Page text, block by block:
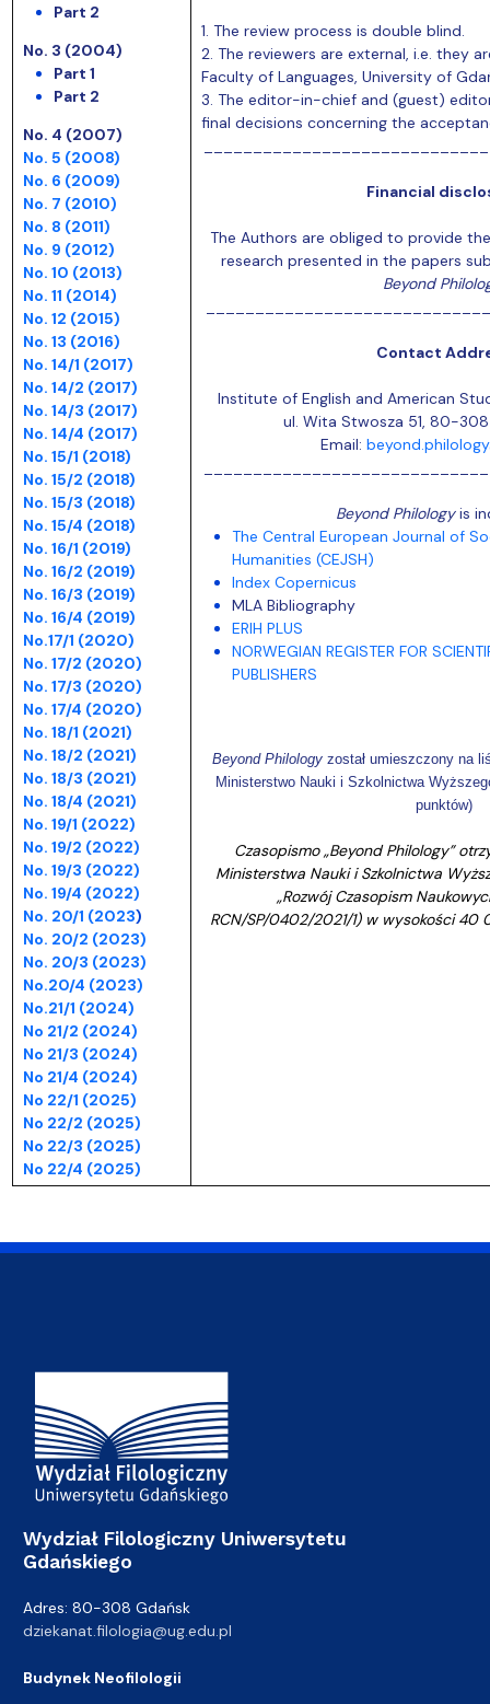
Part 2
No. 3 (2004)
Part 1
Part 2
No. 4 (2007)
No. 5 (2008)
No. 6 (2009)
No. 7 (2010)
No. 8 (2011)
No. 9 (2012)
No. 10 (2013)
No. 11 (2014)
No. 12 (2015)
No. 13 (2016)
No. 14/1 (2017)
No. 14/2 (2017)
No. 14/3 (2017)
No. 14/4 (2017)
No. 15/1 (2018)
No. 15/2 (2018)
No. 15/3 (2018)
No. 15/4 (2018)
No. 16/1 (2019)
No. 16/2 (2019)
No. 16/3 (2019)
No. 16/4 (2019)
No.17/1 (2020)
No. 17/2 (2020)
No. 17/3 (2020)
No. 17/4 (2020)
No. 18/1 (2021)
No. 18/2 (2021)
No. 18/3 (2021)
No. 18/4 (2021)
No. 19/1 (2022)
No. 19/2 (2022)
No. 19/3 (2022)
No. 19/4 (2022)
No. 20/1 (2023)
No. 20/2 (2023)
No. 20/3 (2023)
No.20/4 (2023)
No.21/1 (2024)
No 21/2 (2024)
No 21/3 (2024)
No 21/4 (2024)
No 22/1 (2025)
No 22/2 (2025)
No 22/3 (2025)
No 22/4 (2025)
1. The review process is double blind.
2. The reviewers are external, i.e. they
Faculty of Languages, University of
3. The editor-in-chief and (guest)
final decisions concerning the
Financial
The Authors are obliged to provide
research presented in the papers
Beyond
Contact
Institute of English and American
ul. Wita Stwosza 51, 80-
Email:
Beyond Philologyis
The Central European Journal of
Humanities (CEJSH)
Index Copernicus
MLA Bibliography
ERIH PLUS
NORWEGIAN REGISTER FOR
PUBLISHERS
Beyond Philology został umieszczony na
Ministerstwo Nauki i Szkolnictwa
punktów)
Czasopismo „Beyond Philology”
Ministerstwa Nauki i Szkolnictwa
„Rozwój Czasopism
RCN/SP/0402/2021/1) w wysokości
Adres Wydziału
Wydział Filologiczny Uniwersytetu
Gdańskiego
Adres: 80-308 Gdańsk
dziekanat.filologia@ug.edu.pl
Budynek Neofilologii